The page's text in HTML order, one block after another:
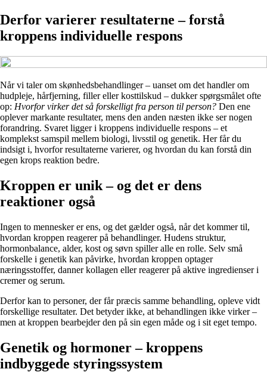
Derfor varierer resultaterne – forstå
kroppens individuelle respons
Når vi taler om skønhedsbehandlinger – uanset om det handler om
hudpleje, hårfjerning, filler eller kosttilskud – dukker spørgsmålet ofte
op: Hvorfor virker det så forskelligt fra person til person? Den ene
oplever markante resultater, mens den anden næsten ikke ser nogen
forandring. Svaret ligger i kroppens individuelle respons – et
komplekst samspil mellem biologi, livsstil og genetik. Her får du
indsigt i, hvorfor resultaterne varierer, og hvordan du kan forstå din
egen krops reaktion bedre.
Kroppen er unik – og det er dens
reaktioner også
Ingen to mennesker er ens, og det gælder også, når det kommer til,
hvordan kroppen reagerer på behandlinger. Hudens struktur,
hormonbalance, alder, kost og søvn spiller alle en rolle. Selv små
forskelle i genetik kan påvirke, hvordan kroppen optager
næringsstoffer, danner kollagen eller reagerer på aktive ingredienser i
cremer og serum.
Derfor kan to personer, der får præcis samme behandling, opleve vidt
forskellige resultater. Det betyder ikke, at behandlingen ikke virker –
men at kroppen bearbejder den på sin egen måde og i sit eget tempo.
Genetik og hormoner – kroppens
indbyggede styringssystem